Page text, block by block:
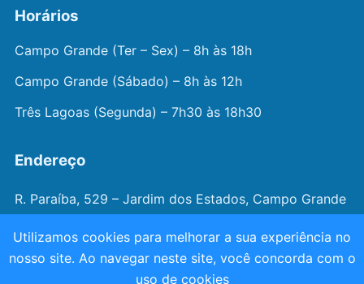
Horários
Campo Grande (Ter – Sex) – 8h às 18h
Campo Grande (Sábado) – 8h às 12h
Três Lagoas (Segunda) – 7h30 às 18h30
Endereço
R. Paraíba, 529 – Jardim dos Estados, Campo Grande
– MS
© 2026 — Dr. João Juveniz . Todos os direitos
Utilizamos cookies para melhorar a sua experiência no
nosso site. Ao navegar neste site, você concorda com o
uso de cookies